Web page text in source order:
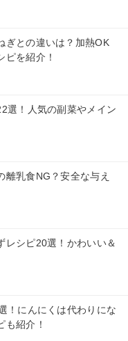
ぎとの違いは？加熱OK
ピを紹介！
選！人気の副菜やメイン
離乳食NG？安全な与え
レシピ20選！かわいい＆
！にんにくは代わりにな
も紹介！